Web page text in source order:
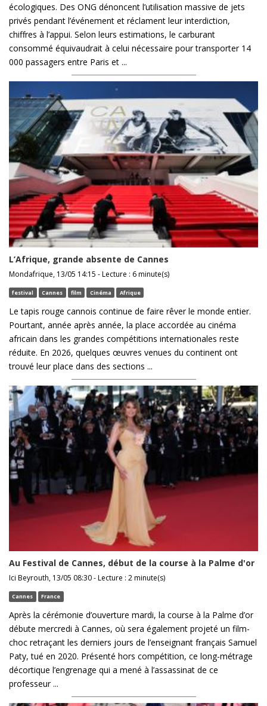
écologiques. Des ONG dénoncent l’utilisation massive de jets
privés pendant l’événement et réclament leur interdiction,
chiffres à l’appui. Selon leurs estimations, le carburant
consommé équivaudrait à celui nécessaire pour transporter 14
000 passagers entre Paris et ...
L’Afrique, grande absente de Cannes
Mondafrique, 13/05 14:15 - Lecture : 6 minute(s)
festival Cannes film Cinéma Afrique
Le tapis rouge cannois continue de faire rêver le monde entier.
Pourtant, année après année, la place accordée au cinéma
africain dans les grandes compétitions internationales reste
réduite. En 2026, quelques œuvres venues du continent ont
trouvé leur place dans des sections ...
Au Festival de Cannes, début de la course à la Palme d'or
Ici Beyrouth, 13/05 08:30 - Lecture : 2 minute(s)
Cannes France
Après la cérémonie d’ouverture mardi, la course à la Palme d’or
débute mercredi à Cannes, où sera également projeté un film-
choc retraçant les derniers jours de l’enseignant français Samuel
Paty, tué en 2020. Présenté hors compétition, ce long-métrage
décortique l’engrenage qui a mené à l’assassinat de ce
professeur ...